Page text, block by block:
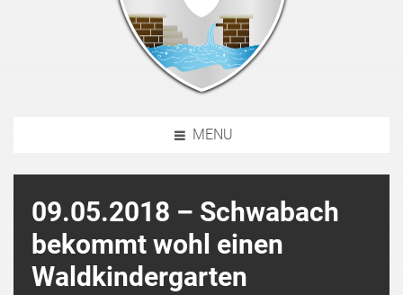
MENU
09.05.2018 – Schwabach
bekommt wohl einen
Waldkindergarten